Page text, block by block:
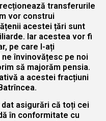
transferurile
vor construi
acestei țări sunt
Iar acestea vor fi
pe care l-ați
învinovățesc pe noi
să majorăm pensia.
a acestei fracțiuni
asigurări că toți cei
în conformitate cu